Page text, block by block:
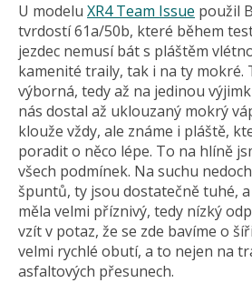
U modelu XR4 Team Issue použil
tvrdostí 61a/50b, které během
jezdec nemusí bát s pláštěm
kamenité traily, tak i na ty mokré.
výborná, tedy až na jedinou
nás dostal až uklouzaný mokrý
klouže vždy, ale známe i pláště,
poradit o něco lépe. To na hlíně
všech podmínek. Na suchu
špuntů, ty jsou dostatečně tuhé,
měla velmi příznivý, tedy nízký
vzít v potaz, že se zde bavíme o
velmi rychlé obutí, a to nejen na
asfaltových přesunech.